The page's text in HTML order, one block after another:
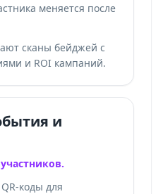
меняется после
сканы бейджей с
и ROI кампаний.
и
коды для